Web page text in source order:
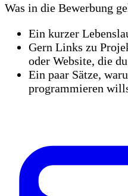
Was in die Bewerbung
Ein kurzer
Gern Links zu
oder Website, die
Ein paar Sätze,
programmieren